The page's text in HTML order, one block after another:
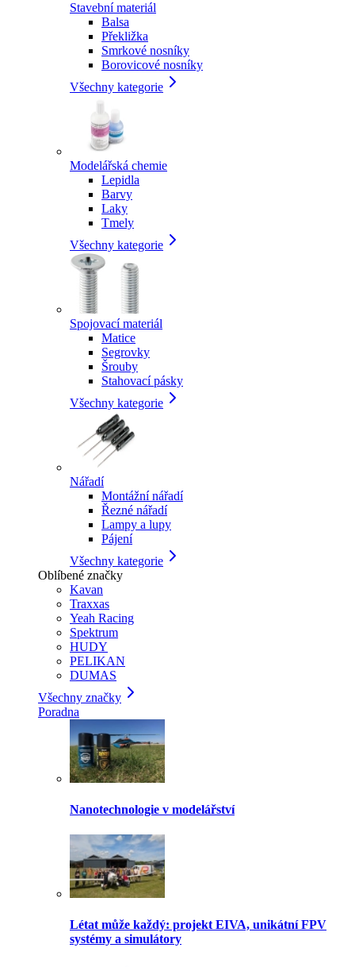
Stavební materiál
Balsa
Překližka
Smrkové nosníky
Borovicové nosníky
Všechny kategorie
Modelářská chemie
Lepidla
Barvy
Laky
Tmely
Všechny kategorie
Spojovací materiál
Matice
Segrovky
Šrouby
Stahovací pásky
Všechny kategorie
Nářadí
Montážní nářadí
Řezné nářadí
Lampy a lupy
Pájení
Všechny kategorie
Oblíbené značky
Kavan
Traxxas
Yeah Racing
Spektrum
HUDY
PELIKAN
DUMAS
Všechny značky
Poradna
Nanotechnologie v modelářství
Létat může každý: projekt EIVA, unikátní FPV
systémy a simulátory